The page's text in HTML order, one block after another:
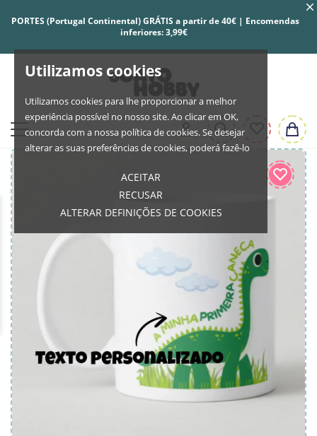
Utilizamos cookies
Utilizamos cookies para lhe proporcionar a melhor
experiência possível no nosso site. Ao clicar em OK,
concorda com a nossa política de cookies. Se desejar
alterar as suas preferências de cookies, poderá fazê-lo
ACEITAR
RECUSAR
ALTERAR DEFINIÇÕES DE COOKIES
PORTES (Portugal Continental) GRÁTIS a partir de 40€ | Encomendas
inferiores: 3,99€